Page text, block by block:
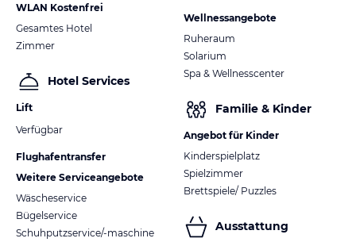
WLAN Kostenfrei
Gesamtes Hotel
Zimmer
Hotel Services
Lift
Verfügbar
Flughafentransfer
Weitere Serviceangebote
Wäscheservice
Bügelservice
Schuhputzservice/-maschine
Wellnessangebote
Ruheraum
Solarium
Spa & Wellnesscenter
Familie & Kinder
Angebot für Kinder
Kinderspielplatz
Spielzimmer
Brettspiele/ Puzzles
Ausstattung